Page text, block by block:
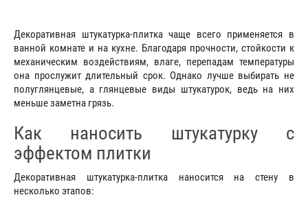
Декоративная штукатурка-плитка чаще всего применяется в
ванной комнате и на кухне. Благодаря прочности, стойкости к
механическим воздействиям, влаге, перепадам температуры
она прослужит длительный срок. Однако лучше выбирать не
полуглянцевые, а глянцевые виды штукатурок, ведь на них
меньше заметна грязь.
Как наносить штукатурку с
эффектом плитки
Декоративная штукатурка-плитка наносится на стену в
несколько этапов: